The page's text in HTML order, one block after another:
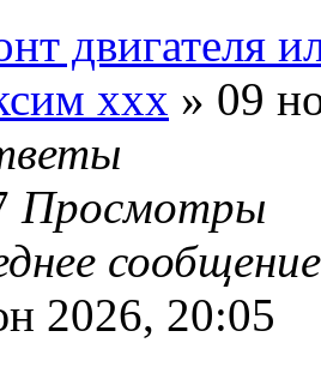
двигателя
xxx » 09
Просмотры
2026, 20:05